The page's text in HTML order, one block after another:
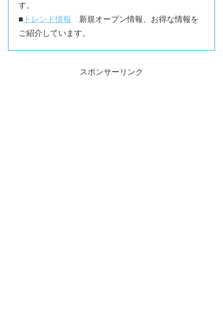
す。
■ トレンド情報
新規オープン情報、お得な情報を
ご紹介しています。
スポンサーリンク